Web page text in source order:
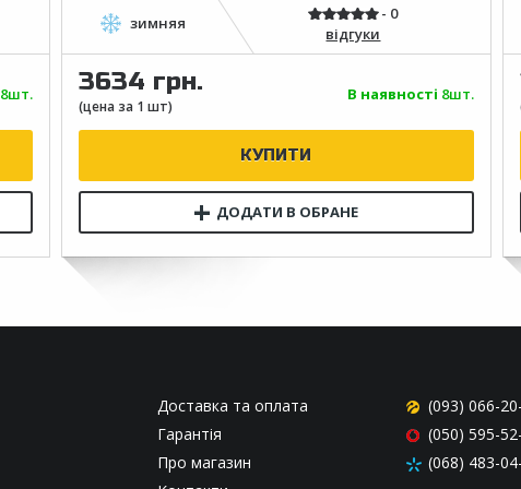
8шт.
відгуки
3634 грн. В наявності 8шт.
Доставка та оплата
Гарантія
Про магазин
(093) 066-
(050) 595-
(068) 483-